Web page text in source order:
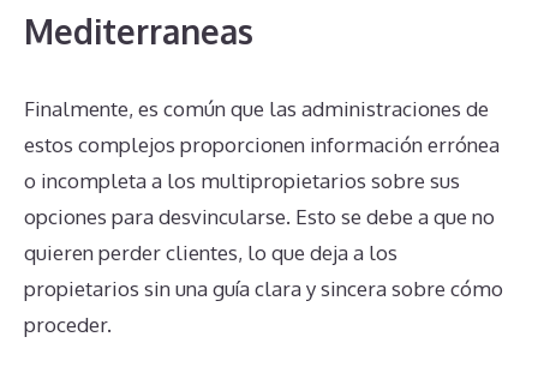
Mediterraneas
Finalmente, es común que las administraciones de
estos complejos proporcionen información errónea
o incompleta a los multipropietarios sobre sus
opciones para desvincularse. Esto se debe a que no
quieren perder clientes, lo que deja a los
propietarios sin una guía clara y sincera sobre cómo
proceder.